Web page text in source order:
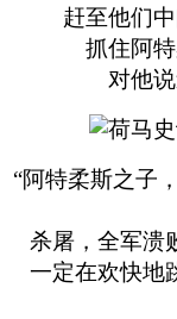
赶至他们
抓住阿
对他
“阿特柔斯之子
杀屠，全军溃
一定在欢快地